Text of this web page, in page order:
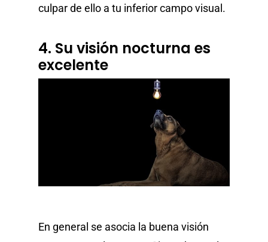
culpar de ello a tu inferior campo visual.
4. Su visión nocturna es
excelente
En general se asocia la buena visión